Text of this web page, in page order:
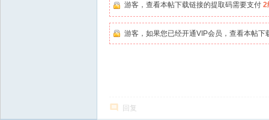
游客，查看本帖下载链接的提取码需要支付 2
游客，如果您已经开通VIP会员，查看本帖下
回复